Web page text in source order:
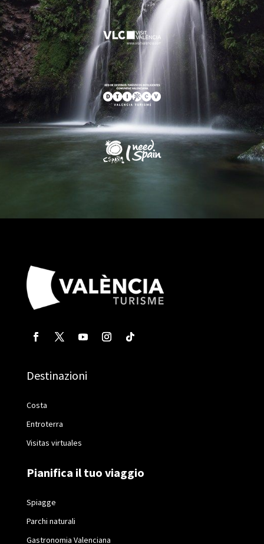
Destinazioni
Costa
Entroterra
Visitas virtuales
Pianifica il tuo viaggio
Spiagge
Parchi naturali
Gastronomia Valenciana